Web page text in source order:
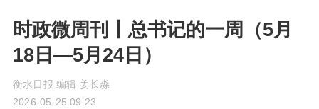
时政微周刊丨总书记的一周（5月
18日—5月24日）
衡水日报 编辑 姜长淼
2026-05-25 09:23